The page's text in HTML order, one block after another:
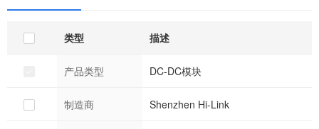
类型 描述
产品类型 DC-DC模块
制造商 Shenzhen Hi-Link